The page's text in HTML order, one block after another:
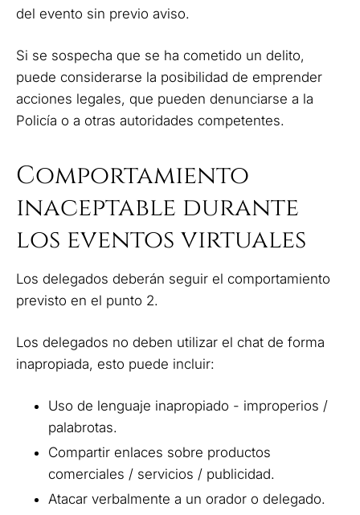
del evento sin previo aviso.
Si se sospecha que se ha cometido un delito,
puede considerarse la posibilidad de emprender
acciones legales, que pueden denunciarse a la
Policía o a otras autoridades competentes.
Comportamiento
inaceptable durante
los eventos virtuales
Los delegados deberán seguir el comportamiento
previsto en el punto 2.
Los delegados no deben utilizar el chat de forma
inapropiada, esto puede incluir:
Uso de lenguaje inapropiado - improperios /
palabrotas.
Compartir enlaces sobre productos
comerciales / servicios / publicidad.
Atacar verbalmente a un orador o delegado.